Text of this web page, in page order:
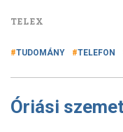
TELEX
TUDOMÁNY TELEFON
Óriási